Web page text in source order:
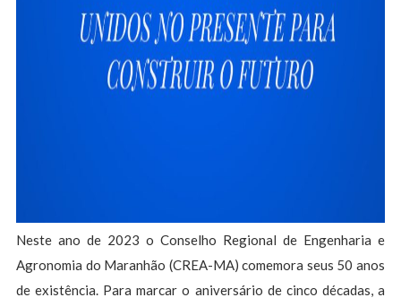
Neste ano de 2023 o Conselho Regional de Engenharia e
Agronomia do Maranhão (CREA-MA) comemora seus 50 anos
de existência. Para marcar o aniversário de cinco décadas, a